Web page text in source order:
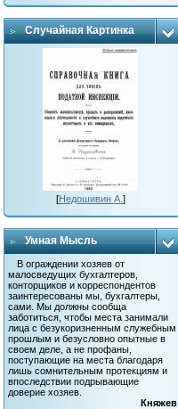
Случайная Картинка
[Недошивин А. ]
Умная Мысль
В ограждении хозяев от
малосведущих бухгалтеров,
конторщиков и корреспондентов
заинтересованы мы, бухгалтеры,
сами. Мы должны сообща
заботиться, чтобы места занимали
лица с безукоризненным служебным
прошлым и безусловно опытные в
своем деле, а не профаны,
поступающие на места благодаря
лишь сомнительным протекциям и
впоследствии подрывающие
доверие хозяев.
Княжев